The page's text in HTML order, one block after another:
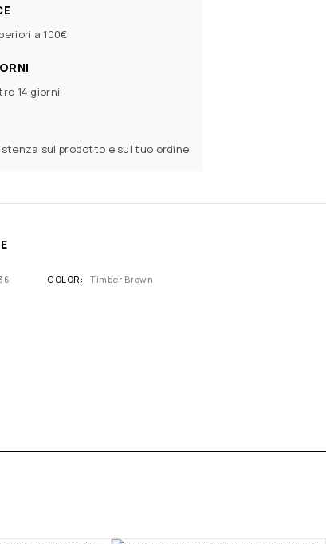
a 100€
14 giorni
sul prodotto e sul tuo ordine
COLOR Timber Brown